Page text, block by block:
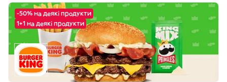
-50% на деякі продукти
1+1 на деякі продукти